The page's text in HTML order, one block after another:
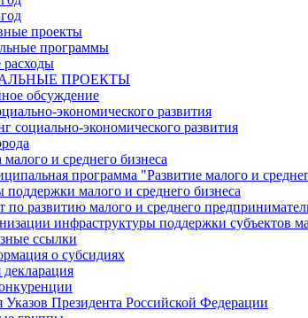
проекты
программы
ПРОЕКТЫ
обсуждение
экономического развития
социально-экономического развития
и среднего бизнеса
программа "Развитие малого и
малого и среднего бизнеса
по развитию малого и среднего
инфраструктуры поддержки субъектов
ссылки
о субсидиях
Указов Президента Российской Федерации